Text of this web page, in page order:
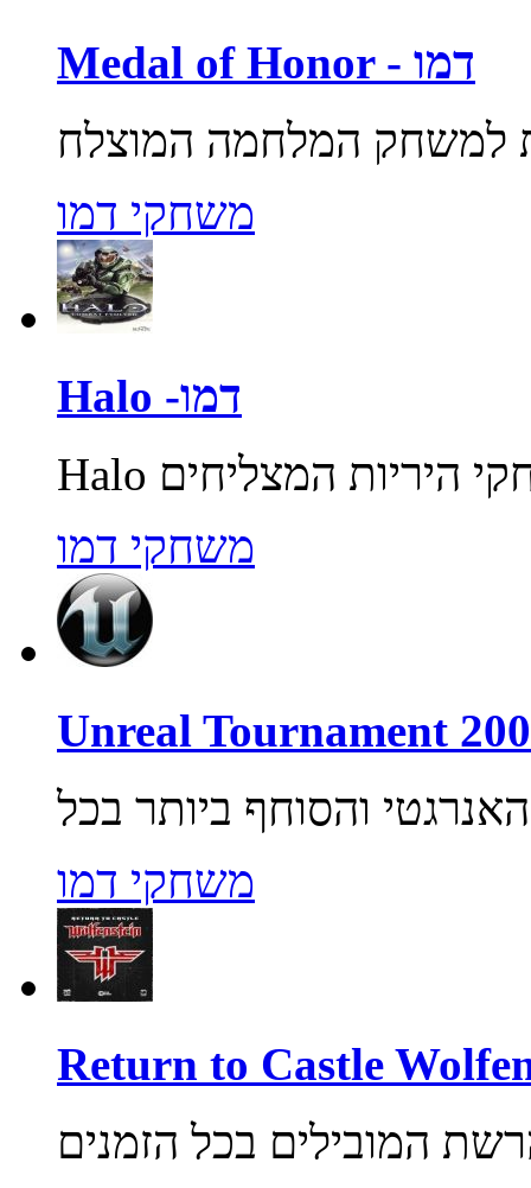
Medal of Honor - דמו
משחקי דמו
Halo -דמו
משחקי דמו
משחקי דמו